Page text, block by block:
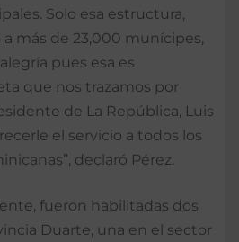
Solo esa estructura,
más de 23,000 munícipes,
pues esa es
que nos trazamos por
de La República, Luis
el servicio a todos los
declaró Pérez.
fueron habilitadas dos
Duarte, una en el sector